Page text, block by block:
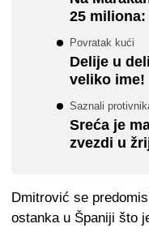
25
Povratak kući
Delije u
veliko ime!
Saznali
Sreća je
zvezdi u
Dmitrović se
ostanka u Španiji što